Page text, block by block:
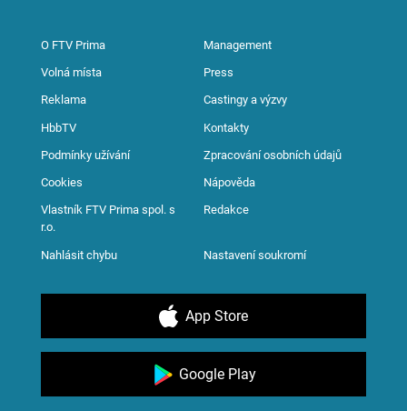
O FTV Prima Management
Volná místa Press
Reklama Castingy a výzvy
HbbTV Kontakty
Podmínky užívání Zpracování osobních údajů
Cookies Nápověda
Vlastník FTV Prima spol. s
r.o.
Redakce
Nahlásit chybu Nastavení soukromí
App Store
Google Play